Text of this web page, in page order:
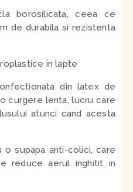
borosilicata, ceea ce
de durabila si rezistenta
in lapte
din latex de
curgere lenta, lucru care
atunci cand acesta
supapa anti-colici, care
reduce aerul inghitit in